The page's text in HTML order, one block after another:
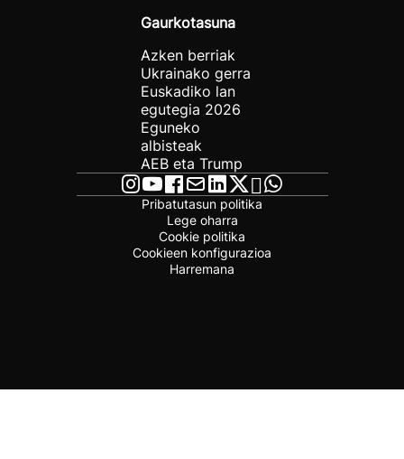
Gaurkotasuna
Azken berriak
Ukrainako gerra
Euskadiko lan
egutegia 2026
Eguneko
albisteak
AEB eta Trump
Pribatutasun politika
Lege oharra
Cookie politika
Cookieen konfigurazioa
Harremana